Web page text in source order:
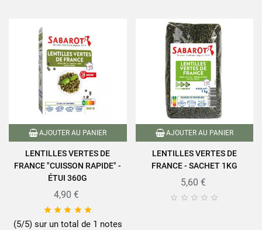
AJOUTER AU PANIER
LENTILLES VERTES DE
FRANCE "CUISSON RAPIDE" -
ÉTUI 360G
4,90 €
    
(5/5) sur un total de 1 notes
AJOUTER AU PANIER
LENTILLES VERTES DE
FRANCE - SACHET 1KG
5,60 €
    